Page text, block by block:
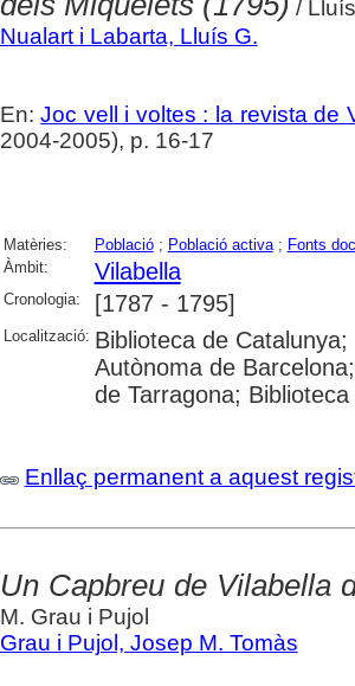
/
Nualart i Labarta, Lluís G.
En:Joc vell i voltes : la revista de
2004-2005), p. 16-17
Matèries: Població; Població activa; Fonts
Àmbit:
Vilabella
Cronologia: [1787 - 1795]
Localització: Biblioteca de
Autònoma de
de Tarragona;
Enllaç permanent a aquest
Un Capbreu de Vilabella
M. Grau i Pujol
Grau i Pujol, Josep M. Tomàs